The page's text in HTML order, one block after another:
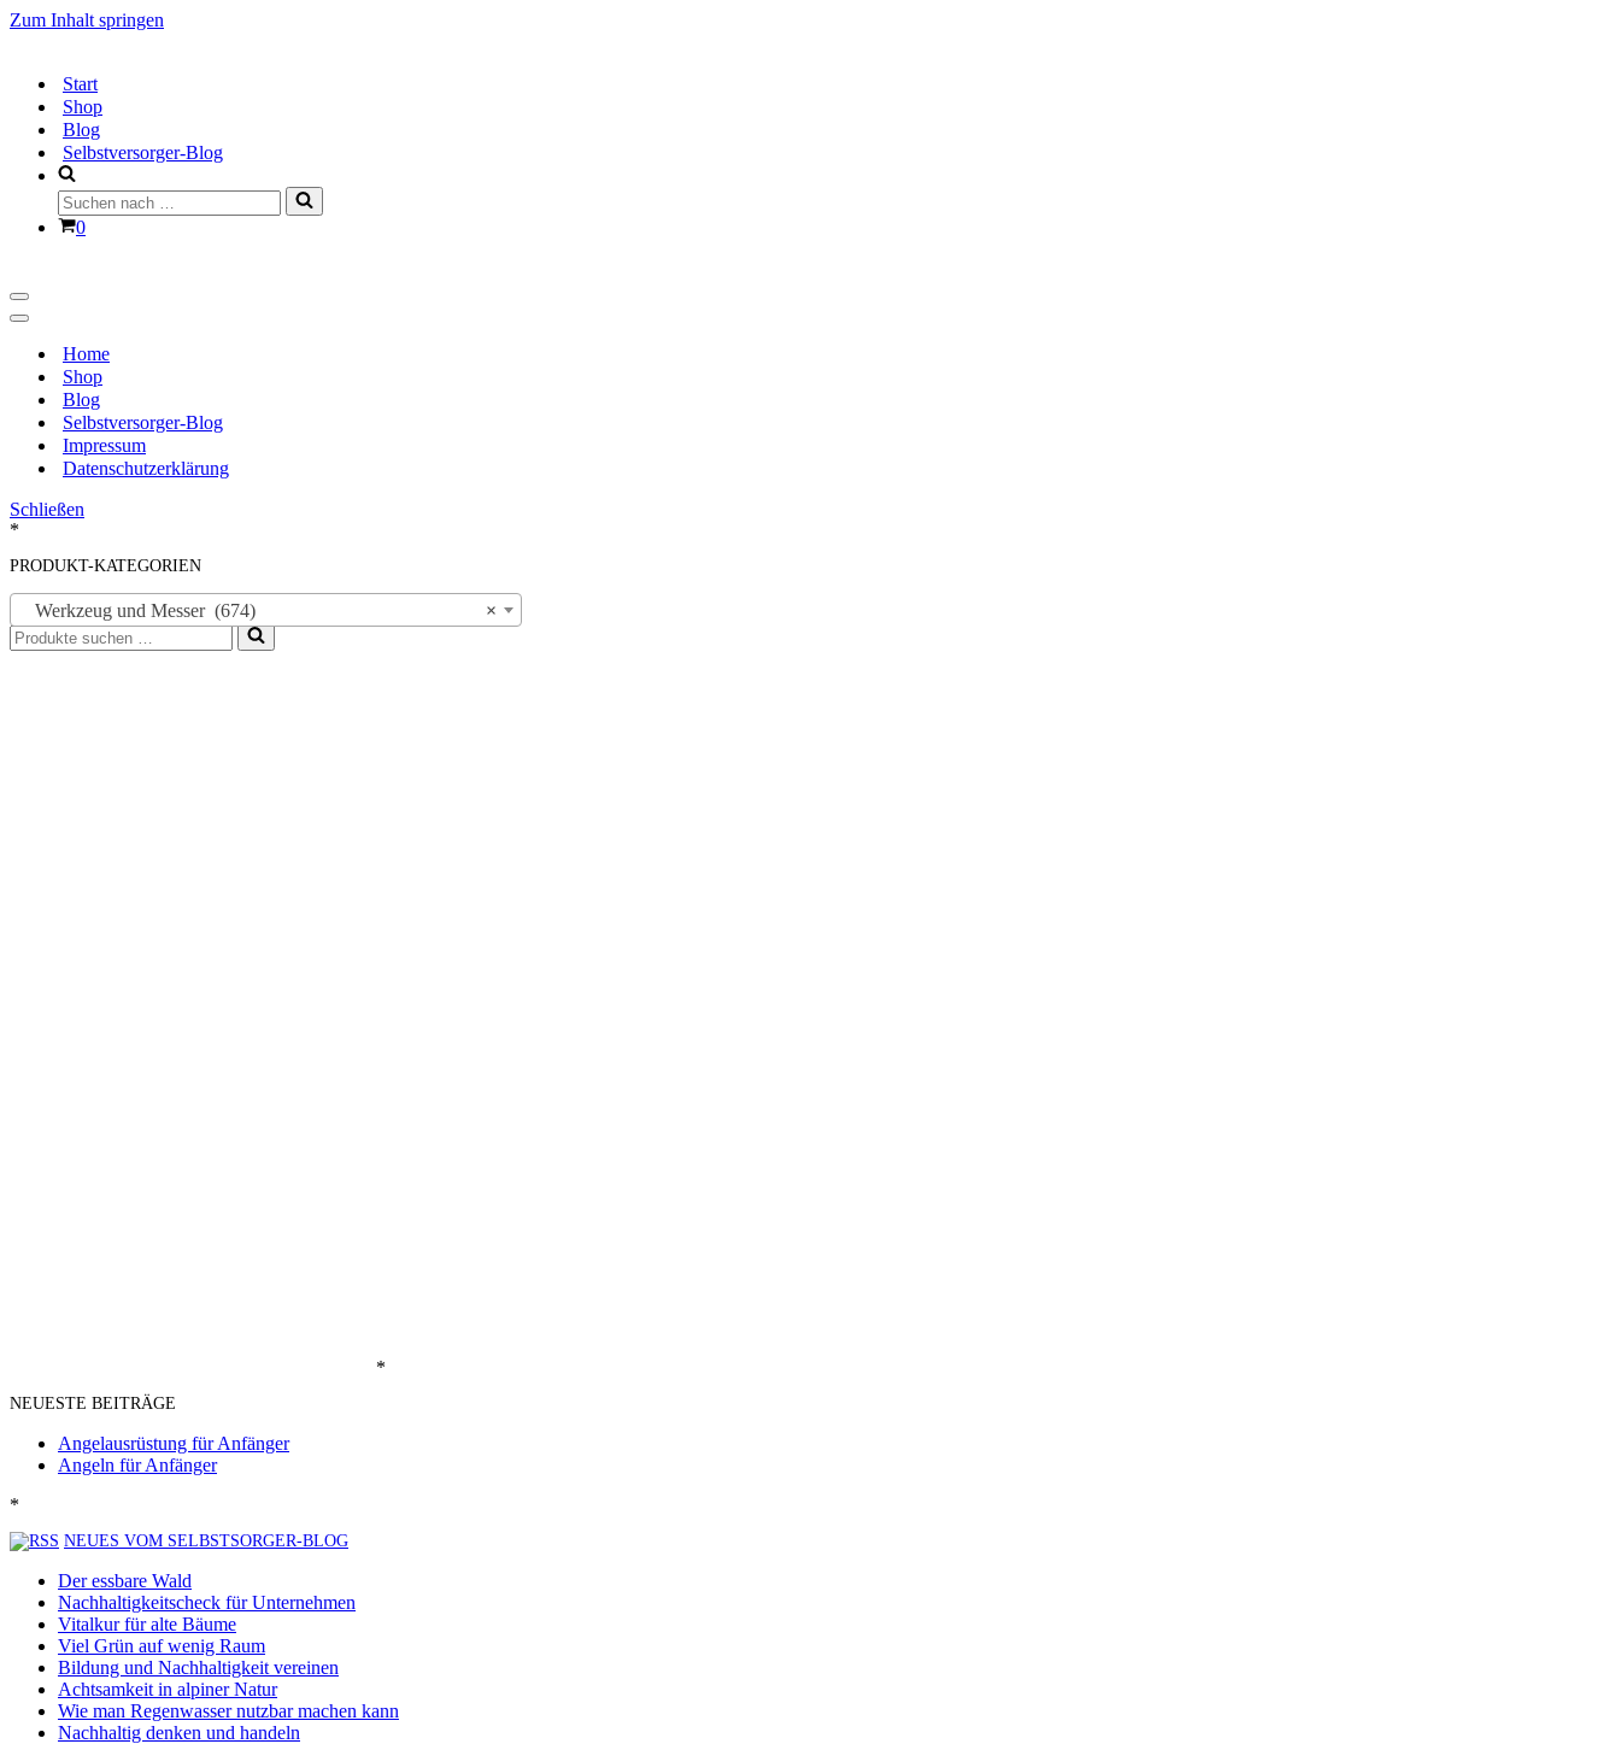
Zum Inhalt springen
Start
Shop
Blog
Selbstversorger-Blog
Suchen
nach …
Warenkorb
0
Navigationsmenü
Navigationsmenü
Home
Shop
Blog
Selbstversorger-Blog
Impressum
Datenschutzerklärung
Schließen
*
PRODUKT-KATEGORIEN
×
Werkzeug und Messer (674)
Suchen
nach …
*
NEUESTE BEITRÄGE
Angelausrüstung für Anfänger
Angeln für Anfänger
*
NEUES VOM SELBSTSORGER-BLOG
Der essbare Wald
Nachhaltigkeitscheck für Unternehmen
Vitalkur für alte Bäume
Viel Grün auf wenig Raum
Bildung und Nachhaltigkeit vereinen
Achtsamkeit in alpiner Natur
Wie man Regenwasser nutzbar machen kann
Nachhaltig denken und handeln